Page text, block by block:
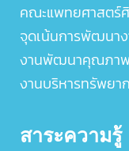
คณะแพทยศาสตร์
จุดเน้นการพัฒนา
งานพัฒนาคุณภาพ
งานบริหารทรัพยา
สาระความรู้